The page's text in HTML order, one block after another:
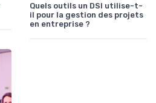
Quels outils un DSI utilise-t-
il pour la gestion des projets
en entreprise ?